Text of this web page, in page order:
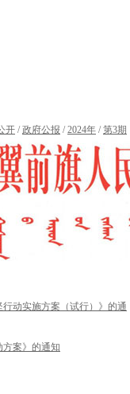
开 /政府公报 /2024年 /第3期
动实施方案（试行）》的通
案》的通知